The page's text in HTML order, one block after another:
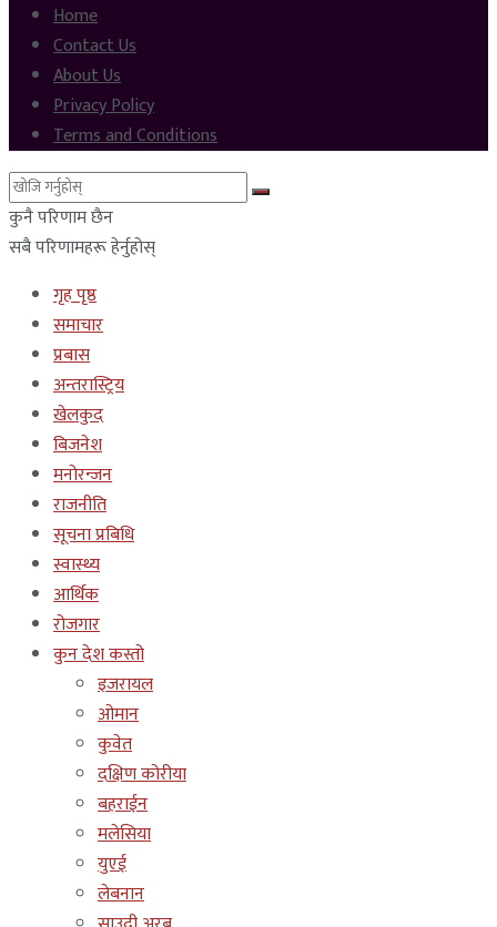
Home
Contact Us
About Us
Privacy Policy
Terms and Conditions
कुनै परिणाम छैन
सबै परिणामहरू हेर्नुहोस्
गृह पृष्ठ
समाचार
प्रबास
अन्तरास्ट्रिय
खेलकुद
बिजनेश
मनोरन्जन
राजनीति
सूचना प्रबिधि
स्वास्थ्य
आर्थिक
रोजगार
कुन देश कस्तो
इजरायल
ओमान
कुवेत
दक्षिण कोरीया
बहराईन
मलेसिया
युएई
लेबनान